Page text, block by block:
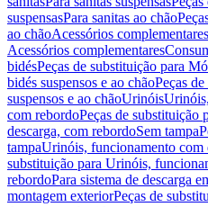
suspensasPara sanitas ao chão
ao chãoAcessórios complementares
Acessórios complementares
bidésPeças de substituição para
bidés suspensos e ao chãoPeças
suspensos e ao chãoUrinóis
com rebordoPeças de
descarga, com rebordoSem tampa
tampaUrinóis, funcionamento com
substituição para Urinóis,
rebordoPara sistema de descarga
montagem exteriorPeças de